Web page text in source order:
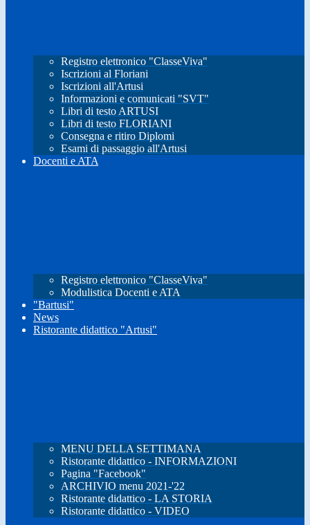
Registro elettronico "ClasseViva"
Iscrizioni al Floriani
Iscrizioni all'Artusi
Informazioni e comunicati "SVT"
Libri di testo ARTUSI
Libri di testo FLORIANI
Consegna e ritiro Diplomi
Esami di passaggio all'Artusi
Docenti e ATA
Registro elettronico "ClasseViva"
Modulistica Docenti e ATA
"Bartusi"
News
Ristorante didattico "Artusi"
MENU DELLA SETTIMANA
Ristorante didattico - INFORMAZIONI
Pagina "Facebook"
ARCHIVIO menu 2021-'22
Ristorante didattico - LA STORIA
Ristorante didattico - VIDEO